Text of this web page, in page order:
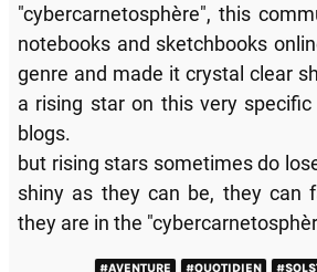
"cybercarnetosphère", this
notebooks and sketchbooks
genre and made it crystal clear
a rising star on this very
blogs.
but rising stars sometimes do
shiny as they can be, they can
they are in the
#AVENTURE #QUOTIDIEN